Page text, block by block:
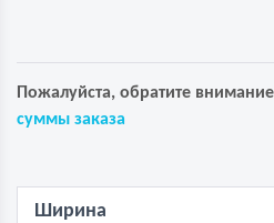
Пожалуйста, обратите
суммы заказа
Ширина